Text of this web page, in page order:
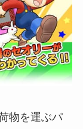
物を運ぶパ